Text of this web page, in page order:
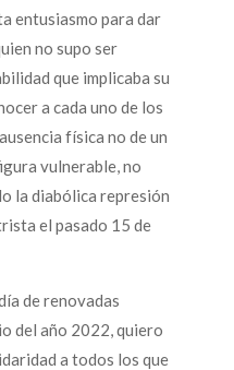
entusiasmo para dar
no supo ser
que implicaba su
a cada uno de los
física no de un
vulnerable, no
la diabólica represión
el pasado 15 de
de renovadas
del año 2022, quiero
a todos los que